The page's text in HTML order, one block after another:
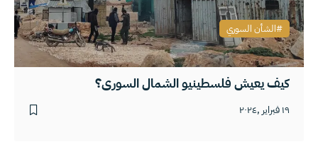
كيف يعيش فلسطينيو الشمال السوري؟
١٩ فبراير ,٢٠٢٤
الشأن السوري